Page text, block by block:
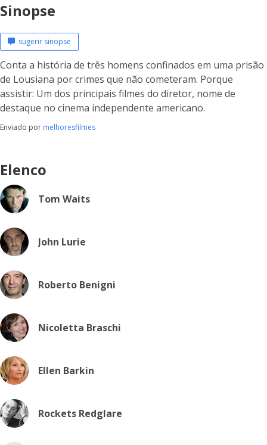
Sinopse
sugerir sinopse
Conta a história de três homens confinados em uma prisão
de Lousiana por crimes que não cometeram. Porque
assistir: Um dos principais filmes do diretor, nome de
destaque no cinema independente americano.
Enviado por melhoresfilmes
Elenco
Tom Waits
John Lurie
Roberto Benigni
Nicoletta Braschi
Ellen Barkin
Rockets Redglare